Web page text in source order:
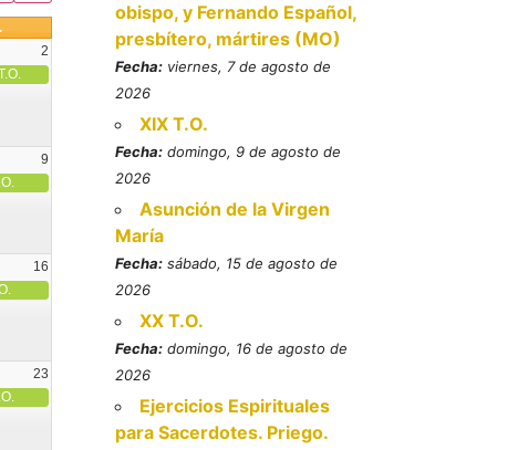
2
9
presbítero, mártires (MO)
16
23
obispo, y Fernando Español,
presbítero, mártires (MO)
Fecha: viernes, 7 de agosto de
2026
XIX T.O.
Fecha: domingo, 9 de agosto de
2026
Asunción de la Virgen
María
Fecha: sábado, 15 de agosto de
2026
XX T.O.
Fecha: domingo, 16 de agosto de
2026
Ejercicios Espirituales
para Sacerdotes. Priego.